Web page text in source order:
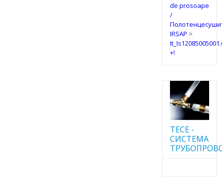
de prosoape
/
IRSAP >
+!
TECE -
CИСТЕМА